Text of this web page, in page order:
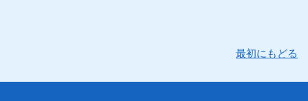
最初にもどる